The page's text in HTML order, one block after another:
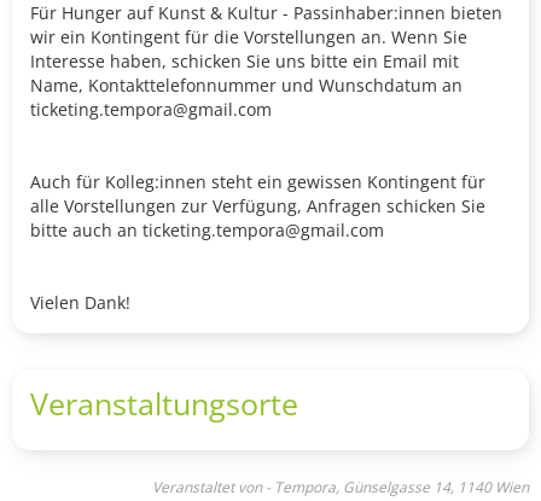
Für Hunger auf Kunst & Kultur - Passinhaber:innen bieten
wir ein Kontingent für die Vorstellungen an. Wenn Sie
Interesse haben, schicken Sie uns bitte ein Email mit
Name, Kontakttelefonnummer und Wunschdatum an
ticketing.tempora@gmail.com
Auch für Kolleg:innen steht ein gewissen Kontingent für
alle Vorstellungen zur Verfügung, Anfragen schicken Sie
bitte auch an ticketing.tempora@gmail.com
Vielen Dank!
Veranstaltungsorte
Veranstaltet von - Tempora, Günselgasse 14, 1140 Wien